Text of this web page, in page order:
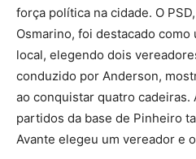
força política na cidade. O
Osmarino, foi destacado
local, elegendo dois
conduzido por Anderson,
ao conquistar quatro cadeiras.
partidos da base de Pinheiro
Avante elegeu um vereador e